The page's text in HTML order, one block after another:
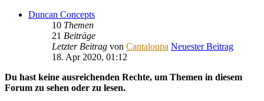
Duncan Concepts
10 Themen
21 Beiträge
Letzter Beitrag von Cantaloupa Neuester Beitrag
18. Apr 2020, 01:12
Du hast keine ausreichenden Rechte, um Themen in diesem
Forum zu sehen oder zu lesen.